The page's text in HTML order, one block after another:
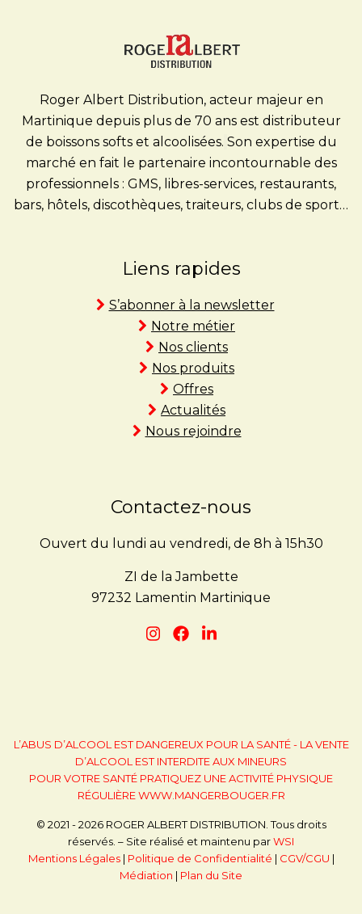
Roger Albert Distribution, acteur majeur en
Martinique depuis plus de 70 ans est distributeur
de boissons softs et alcoolisées. Son expertise du
marché en fait le partenaire incontournable des
professionnels : GMS, libres-services, restaurants,
bars, hôtels, discothèques, traiteurs, clubs de sport…
Liens rapides
S’abonner à la newsletter
Notre métier
Nos clients
Nos produits
Offres
Actualités
Nous rejoindre
Contactez-nous
Ouvert du lundi au vendredi, de 8h à 15h30
ZI de la Jambette
97232 Lamentin Martinique
L’ABUS D’ALCOOL EST DANGEREUX POUR LA SANTÉ - LA VENTE
D’ALCOOL EST INTERDITE AUX MINEURS
POUR VOTRE SANTÉ PRATIQUEZ UNE ACTIVITÉ PHYSIQUE
RÉGULIÈREWWW.MANGERBOUGER.FR
© 2021 - 2026 ROGER ALBERT DISTRIBUTION. Tous droits
réservés. – Site réalisé et maintenu parWSI
Mentions Légales| Politique de Confidentialité | CGV/CGU |
Médiation | Plan du Site